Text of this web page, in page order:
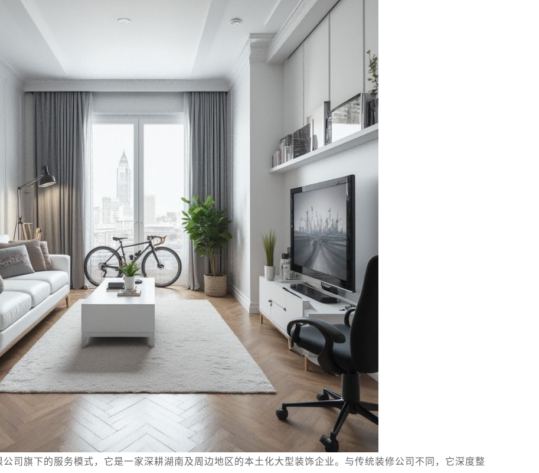
司旗下的服务模式，它是一家深耕湖南及周边地区的本土化大型装饰企业。与传统装修公司不同，它深度整